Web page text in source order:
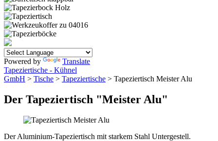
Powered by
Translate
Tapeziertische - Kühnel
GmbH > Tische > Tapeziertische > Tapeziertisch Meister Alu
Der Tapeziertisch "Meister Alu"
Der Aluminium-Tapeziertisch mit starkem Stahl Untergestell.